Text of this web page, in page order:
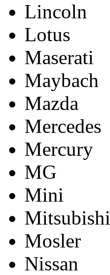
Lincoln
Lotus
Maserati
Maybach
Mazda
Mercedes
Mercury
MG
Mini
Mitsubishi
Mosler
Nissan